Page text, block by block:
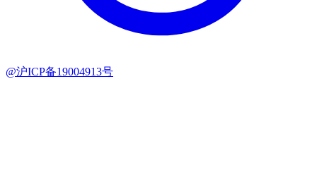
@沪ICP备19004913号